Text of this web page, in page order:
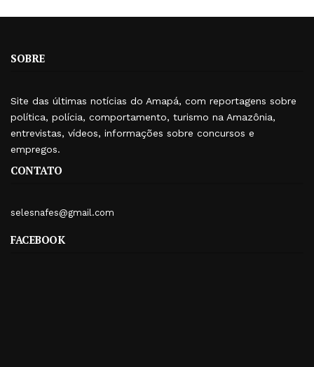
SOBRE
Site das últimas notícias do Amapá, com reportagens sobre
política, polícia, comportamento, turismo na Amazônia,
entrevistas, vídeos, informações sobre concursos e
empregos.
CONTATO
selesnafes@gmail.com
FACEBOOK